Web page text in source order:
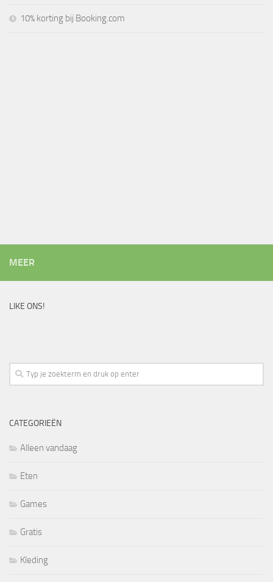
10% korting bij Booking.com
MEER
LIKE ONS!
CATEGORIEËN
Alleen vandaag
Eten
Games
Gratis
Kleding